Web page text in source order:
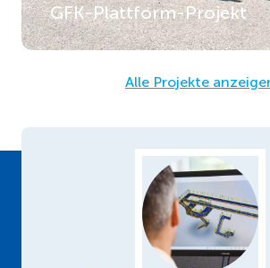
GFK-Plattform-Projekt
Alle Projekte